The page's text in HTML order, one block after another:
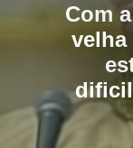
Com
velha